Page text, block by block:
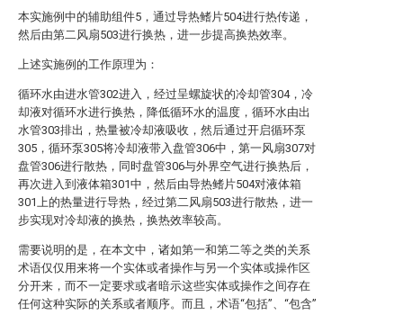
本实施例中的辅助组件5，通过导热鳍片504进行热传递，
然后由第二风扇503进行换热，进一步提高换热效率。
上述实施例的工作原理为：
循环水由进水管302进入，经过呈螺旋状的冷却管304，冷
却液对循环水进行换热，降低循环水的温度，循环水由出
水管303排出，热量被冷却液吸收，然后通过开启循环泵
305，循环泵305将冷却液带入盘管306中，第一风扇307对
盘管306进行散热，同时盘管306与外界空气进行换热后，
再次进入到液体箱301中，然后由导热鳍片504对液体箱
301上的热量进行导热，经过第二风扇503进行散热，进一
步实现对冷却液的换热，换热效率较高。
需要说明的是，在本文中，诸如第一和第二等之类的关系
术语仅仅用来将一个实体或者操作与另一个实体或操作区
分开来，而不一定要求或者暗示这些实体或操作之间存在
任何这种实际的关系或者顺序。而且，术语“包括”、“包含”